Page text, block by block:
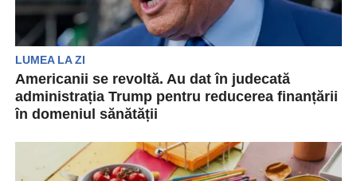
LUMEA LA ZI
Americanii se revoltă. Au dat în judecată
administrația Trump pentru reducerea finanțării
în domeniul sănătății
administrația Trump în legătură cu reducerea
finanțării...